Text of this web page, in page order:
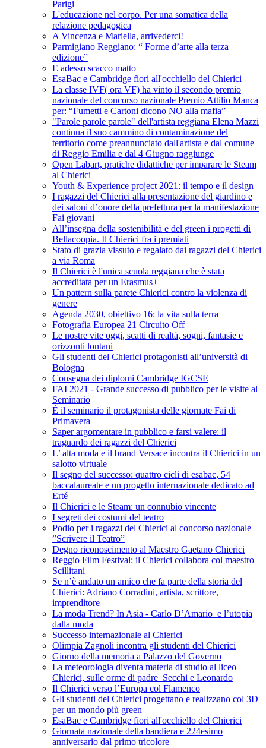
Parigi
L'educazione nel corpo. Per una somatica della
relazione pedagogica
A Vincenza e Mariella, arrivederci!
Parmigiano Reggiano: “ Forme d’arte alla terza
edizione”
E adesso scacco matto
EsaBac e Cambridge fiori all'occhiello del Chierici
La classe IVF( ora VF) ha vinto il secondo premio
nazionale del concorso nazionale Premio Attilio Manca
per: “Fumetti e Cartoni dicono NO alla mafia”
"Parole parole parole" dell'artista reggiana Elena Mazzi
continua il suo cammino di contaminazione del
territorio come preannunciato dall'artista e dal comune
di Reggio Emilia e dal 4 Giugno raggiunge
Open Labart, pratiche didattiche per imparare le Steam
al Chierici
Youth & Experience project 2021: il tempo e il design
I ragazzi del Chierici alla presentazione del giardino e
dei saloni d’onore della prefettura per la manifestazione
Fai giovani
All’insegna della sostenibilità e del green i progetti di
Bellacoopia. Il Chierici fra i premiati
Stato di grazia vissuto e regalato dai ragazzi del Chierici
a via Roma
Il Chierici è l'unica scuola reggiana che è stata
accreditata per un Erasmus+
Un pattern sulla parete Chierici contro la violenza di
genere
Agenda 2030, obiettivo 16: la vita sulla terra
Fotografia Europea 21 Circuito Off
Le nostre vite oggi, scatti di realtà, sogni, fantasie e
orizzonti lontani
Gli studenti del Chierici protagonisti all’università di
Bologna
Consegna dei diplomi Cambridge IGCSE
FAI 2021 - Grande successo di pubblico per le visite al
Seminario
È il seminario il protagonista delle giornate Fai di
Primavera
Saper argomentare in pubblico e farsi valere: il
traguardo dei ragazzi del Chierici
L’ alta moda e il brand Versace incontra il Chierici in un
salotto virtuale
Il segno del successo: quattro cicli di esabac, 54
baccalaureate e un progetto internazionale dedicato ad
Erté
Il Chierici e le Steam: un connubio vincente
I segreti dei costumi del teatro
Podio per i ragazzi del Chierici al concorso nazionale
”Scrivere il Teatro”
Degno riconoscimento al Maestro Gaetano Chierici
Reggio Film Festival: il Chierici collabora col maestro
Scillitani
Se n’è andato un amico che fa parte della storia del
Chierici: Adriano Corradini, artista, scrittore,
imprenditore
La moda Trend? In Asia - Carlo D’Amario e l’utopia
dalla moda
Successo internazionale al Chierici
Olimpia Zagnoli incontra gli studenti del Chierici
Giorno della memoria a Palazzo del Governo
La meteorologia diventa materia di studio al liceo
Chierici, sulle orme di padre Secchi e Leonardo
Il Chierici verso l’Europa col Flamenco
Gli studenti del Chierici progettano e realizzano col 3D
per un mondo più green
EsaBac e Cambridge fiori all'occhiello del Chierici
Giornata nazionale della bandiera e 224esimo
anniversario dal primo tricolore